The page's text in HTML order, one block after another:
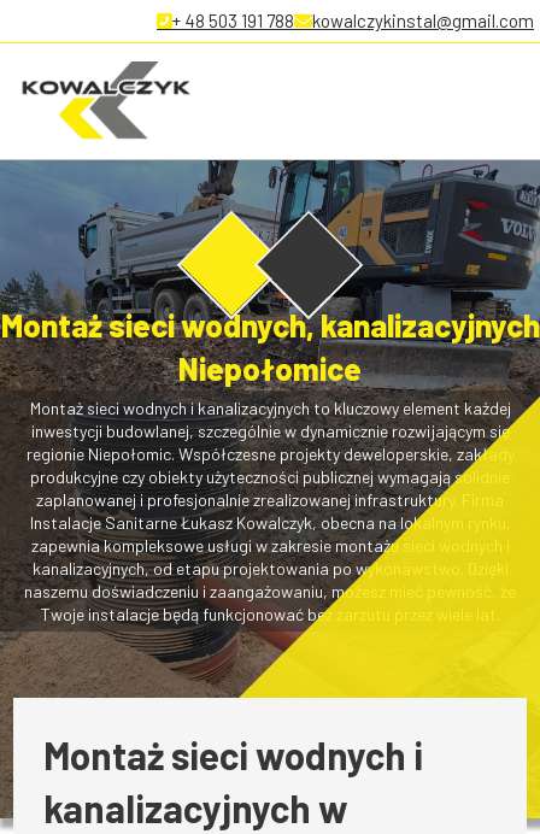
+ 48 503 191 788 kowalczykinstal@gmail.com
Montaż sieci wodnych, kanalizacyjnych
Niepołomice
Montaż sieci wodnych i kanalizacyjnych to kluczowy element każdej
inwestycji budowlanej, szczególnie w dynamicznie rozwijającym się
regionie Niepołomic. Współczesne projekty deweloperskie, zakłady
produkcyjne czy obiekty użyteczności publicznej wymagają solidnie
zaplanowanej i profesjonalnie zrealizowanej infrastruktury. Firma
Instalacje Sanitarne Łukasz Kowalczyk, obecna na lokalnym rynku,
zapewnia kompleksowe usługi w zakresie montażu sieci wodnych i
kanalizacyjnych, od etapu projektowania po wykonawstwo. Dzięki
naszemu doświadczeniu i zaangażowaniu, możesz mieć pewność, że
Twoje instalacje będą funkcjonować bez zarzutu przez wiele lat.
Montaż sieci wodnych i
kanalizacyjnych w